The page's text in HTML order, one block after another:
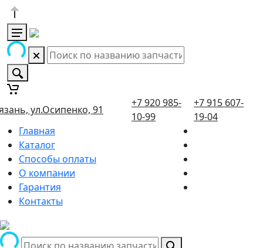
ул.Осипенко, 91
+7 920 985-
10-99
+7 915 607-
19-04
Главная
Каталог
Способы оплаты
О компании
Гарантия
Контакты